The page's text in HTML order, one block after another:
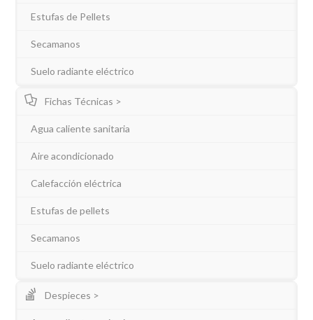
Estufas de Pellets
Secamanos
Suelo radiante eléctrico
Fichas Técnicas >
Agua caliente sanitaria
Aire acondicionado
Calefacción eléctrica
Estufas de pellets
Secamanos
Suelo radiante eléctrico
Despieces >